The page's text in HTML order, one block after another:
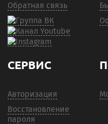
Обратная связь
СЕРВИС
Авторизация
Восстановление
пароля